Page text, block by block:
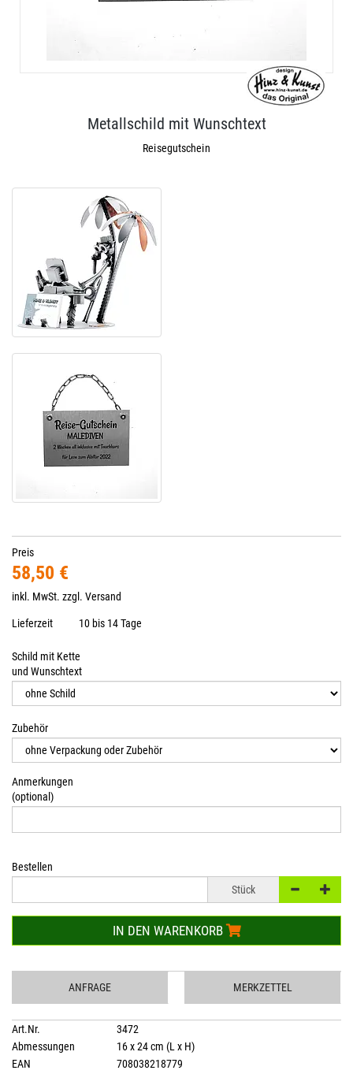
Metallschild mit Wunschtext
Reisegutschein
Preis
58,50 €
inkl. MwSt. zzgl. Versand
Lieferzeit 10 bis 14 Tage
Schild mit Kette
und Wunschtext
Zubehör
Anmerkungen
(optional)
Bestellen
Stück
IN DEN WARENKORB
ANFRAGE MERKZETTEL
Art.Nr.
3472
Abmessungen
16 x 24 cm (L x H)
EAN
708038218779